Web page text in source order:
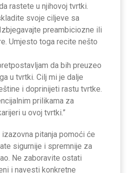
rastete u njihovoj tvrtki.
svoje ciljeve sa
preambiciozne ili
Umjesto toga recite nešto
da bih preuzeo
u tvrtki. Cilj mi je dalje
i doprinijeti rastu tvrtke.
prilikama za
u ovoj tvrtki.”
pitanja pomoći će
sigurnije i spremnije za
Ne zaboravite ostati
i navesti konkretne